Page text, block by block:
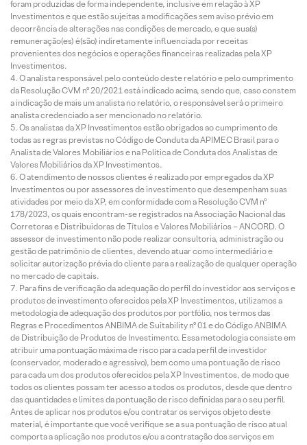
foram produzidas de forma independente, inclusive em relação à XP
Investimentos e que estão sujeitas a modificações sem aviso prévio em
decorrência de alterações nas condições de mercado, e que sua(s)
remuneração(es) é(são) indiretamente influenciada por receitas
provenientes dos negócios e operações financeiras realizadas pela XP
Investimentos.
O analista responsável pelo conteúdo deste relatório e pelo cumprimento
da Resolução CVM nº 20/2021 está indicado acima, sendo que, caso constem
a indicação de mais um analista no relatório, o responsável será o primeiro
analista credenciado a ser mencionado no relatório.
Os analistas da XP Investimentos estão obrigados ao cumprimento de
todas as regras previstas no Código de Conduta da APIMEC Brasil para o
Analista de Valores Mobiliários e na Política de Conduta dos Analistas de
Valores Mobiliários da XP Investimentos.
O atendimento de nossos clientes é realizado por empregados da XP
Investimentos ou por assessores de investimento que desempenham suas
atividades por meio da XP, em conformidade com a Resolução CVM nº
178/2023, os quais encontram-se registrados na Associação Nacional das
Corretoras e Distribuidoras de Títulos e Valores Mobiliários – ANCORD. O
assessor de investimento não pode realizar consultoria, administração ou
gestão de patrimônio de clientes, devendo atuar como intermediário e
solicitar autorização prévia do cliente para a realização de qualquer operação
no mercado de capitais.
Para fins de verificação da adequação do perfil do investidor aos serviços e
produtos de investimento oferecidos pela XP Investimentos, utilizamos a
metodologia de adequação dos produtos por portfólio, nos termos das
Regras e Procedimentos ANBIMA de Suitability nº 01 e do Código ANBIMA
de Distribuição de Produtos de Investimento. Essa metodologia consiste em
atribuir uma pontuação máxima de risco para cada perfil de investidor
(conservador, moderado e agressivo), bem como uma pontuação de risco
para cada um dos produtos oferecidos pela XP Investimentos, de modo que
todos os clientes possam ter acesso a todos os produtos, desde que dentro
das quantidades e limites da pontuação de risco definidas para o seu perfil.
Antes de aplicar nos produtos e/ou contratar os serviços objeto deste
material, é importante que você verifique se a sua pontuação de risco atual
comporta a aplicação nos produtos e/ou a contratação dos serviços em